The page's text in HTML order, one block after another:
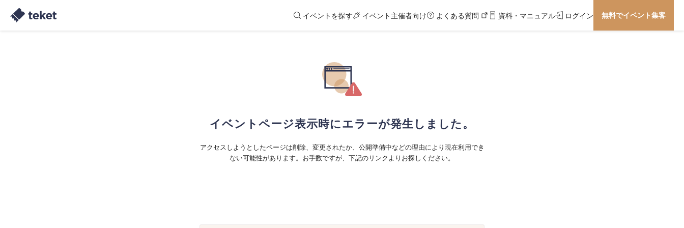
イベントを探す イベント主催者向け よくある質問 資料・マニュアル ログイン 無料でイベント集客
イベントページ表示時にエラーが発生しました。
アクセスしようとしたページは削除、変更されたか、公開準備中などの理由により現在利用でき
ない可能性があります。お手数ですが、下記のリンクよりお探しください。